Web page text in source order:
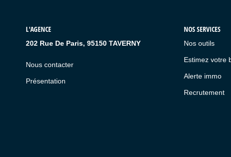
L'AGENCE
202 Rue De Paris, 95150 TAVERNY
Nous contacter
Présentation
NOS SERVICES
Nos outils
Estimez votre
Alerte immo
Recrutement